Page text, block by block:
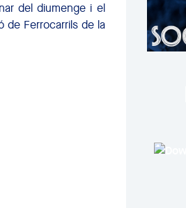
del diumenge i el
de Ferrocarrils de la